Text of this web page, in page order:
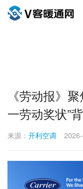
《劳动报》
一劳动奖状”
来源： 开利空调